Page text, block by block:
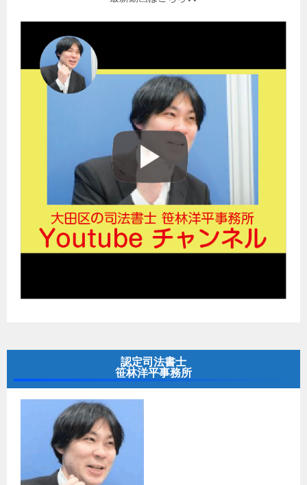
認定司法書士
笹林洋平事務所